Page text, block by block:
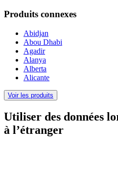
Produits connexes
Abidjan
Abou Dhabi
Agadir
Alanya
Alberta
Alicante
Voir les produits
Utiliser des données
à l’étranger